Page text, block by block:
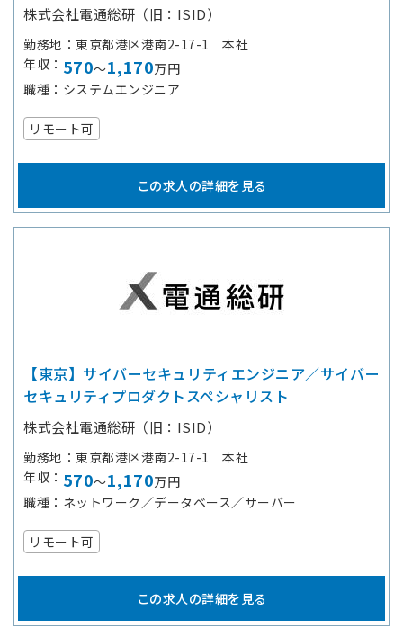
株式会社電通総研（旧：ISID）
勤務地
東京都港区港南2-17-1 本社
年収
570～1,170万円
職種
システムエンジニア
リモート可
この求人の詳細を見る
【東京】サイバーセキュリティエンジニア／サイバー
セキュリティプロダクトスペシャリスト
株式会社電通総研（旧：ISID）
勤務地
東京都港区港南2-17-1 本社
年収
570～1,170万円
職種
ネットワーク／データベース／サーバー
リモート可
この求人の詳細を見る